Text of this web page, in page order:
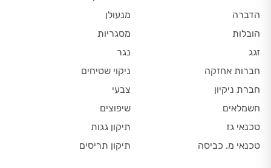
הדברה
הובלות
זגג
חברות אחזקה
חברת ניקיון
חשמלאים
טכנאי גז
טכנאי מ. כביסה
מנעולן
מסגריות
נגר
ניקוי שטיחים
צבעי
שיפוצים
תיקון גגות
תיקון תריסים